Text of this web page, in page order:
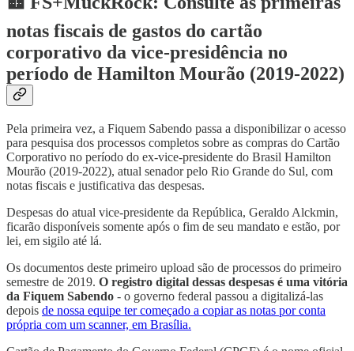
notas fiscais de gastos do cartão
corporativo da vice-presidência no
período de Hamilton Mourão (2019-2022)
Pela primeira vez, a Fiquem Sabendo passa a disponibilizar o acesso
para pesquisa dos processos completos sobre as compras do Cartão
Corporativo no período do ex-vice-presidente do Brasil Hamilton
Mourão (2019-2022), atual senador pelo Rio Grande do Sul, com
notas fiscais e justificativa das despesas.
Despesas do atual vice-presidente da República, Geraldo Alckmin,
ficarão disponíveis somente após o fim de seu mandato e estão, por
lei, em sigilo até lá.
Os documentos deste primeiro upload são de processos do primeiro
semestre de 2019. O registro digital dessas despesas é uma vitória
da Fiquem Sabendo - o governo federal passou a digitalizá-las
depois de nossa equipe ter começado a copiar as notas por conta
própria com um scanner, em Brasília.